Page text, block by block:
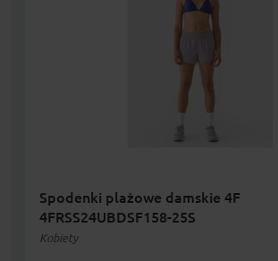
Spodenki plażowe damskie 4F
4FRSS24UBDSF158-25S
Kobiety